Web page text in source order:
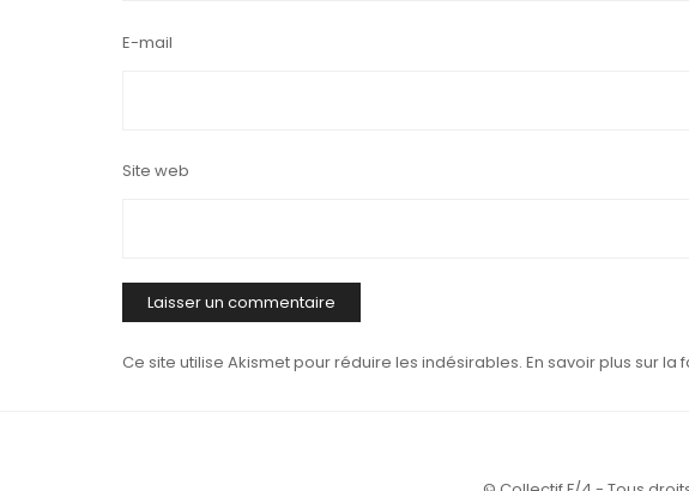
E-mail
Site web
Ce site utilise Akismet pour réduire les indésirables. En savoir plus sur